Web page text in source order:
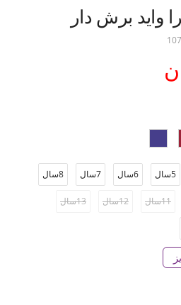
واید برش دار
5سال 6سال 7سال 8سال
11سال 12سال 13سال